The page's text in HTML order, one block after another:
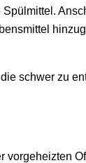
schwer zu